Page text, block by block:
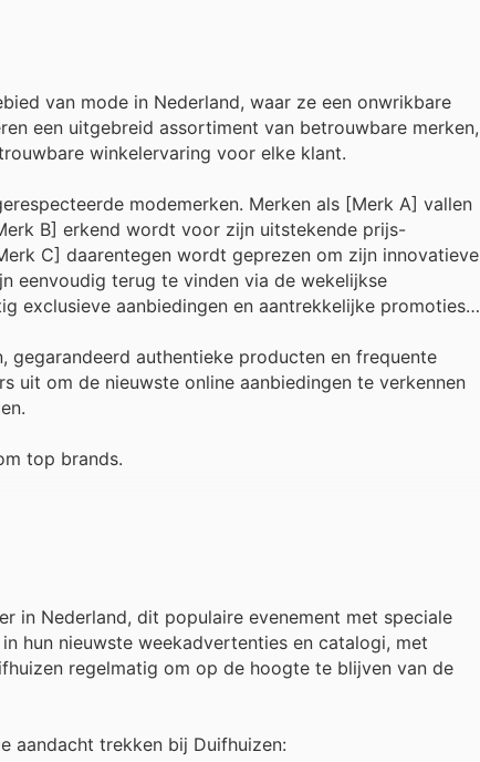
van mode in Nederland, waar ze een onwrikbare
een uitgebreid assortiment van betrouwbare merken,
winkelervaring voor elke klant.
modemerken. Merken als [Merk A] vallen
B] erkend wordt voor zijn uitstekende prijs-
C] daarentegen wordt geprezen om zijn innovatieve
eenvoudig terug te vinden via de wekelijkse
exclusieve aanbiedingen en aantrekkelijke promoties
authentieke producten en frequente
uit om de nieuwste online aanbiedingen te verkennen
top brands.
in Nederland, dit populaire evenement met speciale
hun nieuwste weekadvertenties en catalogi, met
regelmatig om op de hoogte te blijven van de
aandacht trekken bij Duifhuizen: